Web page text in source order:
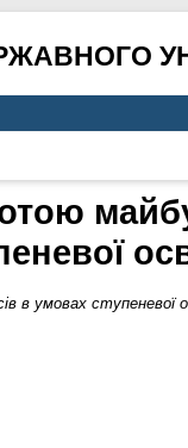
в умовах ступеневої